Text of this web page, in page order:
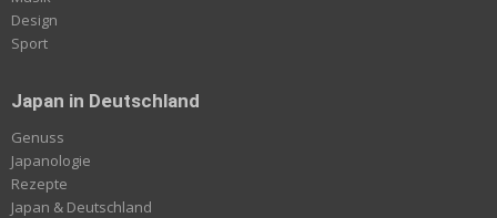
Design
Sport
Japan in Deutschland
Genuss
Japanologie
Rezepte
Japan & Deutschland